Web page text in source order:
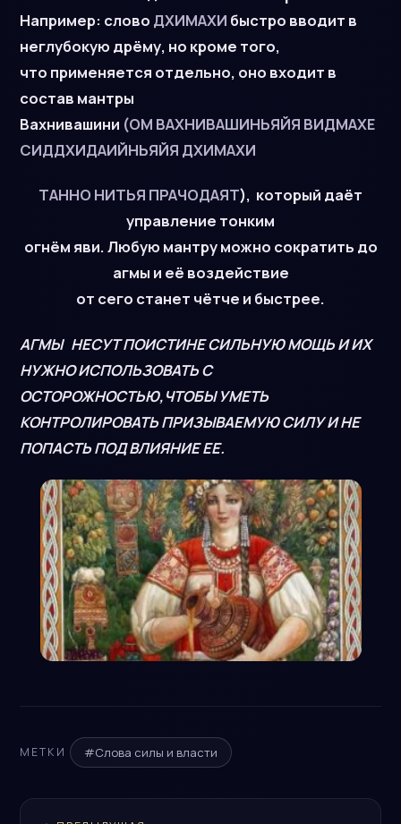
Например: слово ДХИМАХИ быстро вводит в
неглубокую дрёму, но кроме того,
что применяется отдельно, оно входит в
состав мантры
Вахнивашини (ОМ ВАХНИВАШИНЬЯЙЯ ВИДМАХЕ
СИДДХИДАИЙНЬЯЙЯ ДХИМАХИ
ТАННО НИТЬЯ ПРАЧОДАЯТ), который даёт
управление тонким
огнём яви. Любую мантру можно сократить до
агмы и её воздействие
от сего станет чётче и быстрее.
АГМЫ НЕСУТ ПОИСТИНЕ СИЛЬНУЮ МОЩЬ И ИХ
НУЖНО ИСПОЛЬЗОВАТЬ С
ОСТОРОЖНОСТЬЮ,ЧТОБЫ УМЕТЬ
КОНТРОЛИРОВАТЬ ПРИЗЫВАЕМУЮ СИЛУ И НЕ
ПОПАСТЬ ПОД ВЛИЯНИЕ ЕЕ.
МЕТКИ #Слова силы и власти